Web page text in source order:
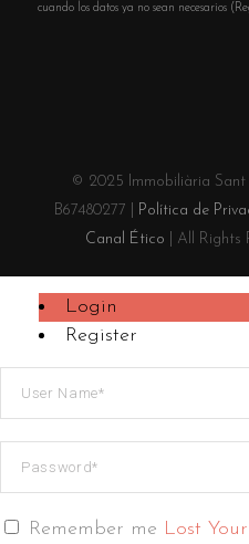
cuando los datos ya no sean necesarios
© 2025 Immobiliària Sant
B67480277 |
Política de
Canal Ético | All Rights
Login
Register
Remember me Lost